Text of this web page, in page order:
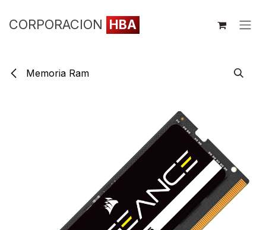
CORPORACION HBA
Memoria Ram